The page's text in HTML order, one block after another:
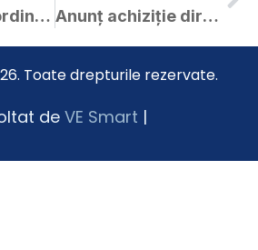
Ședința extraordinară a C.L. Curtici din 19.08.2019 Anunț achiziție directă – reparații străzi în orașul Curtici
Toate drepturile rezervate.
deVE Smart |